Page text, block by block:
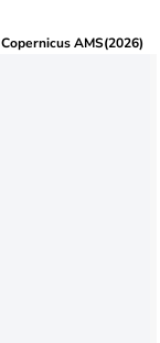
Copernicus AMS(2026)